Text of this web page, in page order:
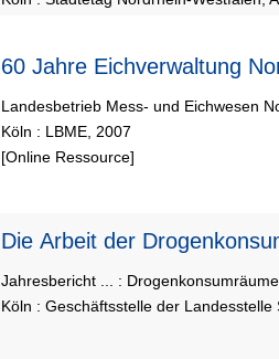
60 Jahre Eichverwaltung
Landesbetrieb Mess- und Eichwesen
Köln : LBME, 2007
[Online Ressource]
Die Arbeit der
Jahresbericht ... :
Köln : Geschäftsstelle der